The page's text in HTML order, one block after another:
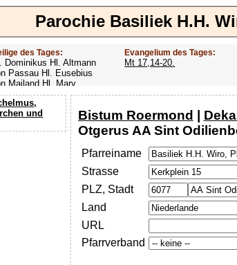
Parochie Basiliek H.H.
des Tages:
Dominikus Hl. Altmann
Passau Hl. Eusebius
Mailand Hl. Mary
Hl. Cyriakus Hl.
Vierzehn heilige
Hl. Famian Hl.
Evangelium des Tages:
Mt 17,14-20.
und
Bistum Roermond |
Otgerus AA Sint
Pfarreiname
Strasse
PLZ, Stadt
Land
URL
Pfarrverband